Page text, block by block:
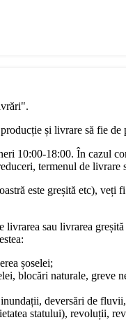
și livrare să fie
10:00-18:00. În cazul
termenul de livrare
este greșită etc),
sau livrarea
șoselei;
blocări naturale,
deversări de
statului), revoluții,